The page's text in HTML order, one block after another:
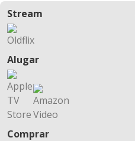
Stream
Alugar
Comprar